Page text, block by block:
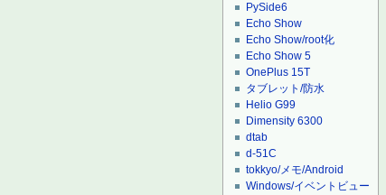
PySide6
Echo Show
Echo Show/root化
Echo Show 5
OnePlus 15T
タブレット/防水
Helio G99
Dimensity 6300
dtab
d-51C
tokkyo/メモ/Android
Windows/イベントビュー